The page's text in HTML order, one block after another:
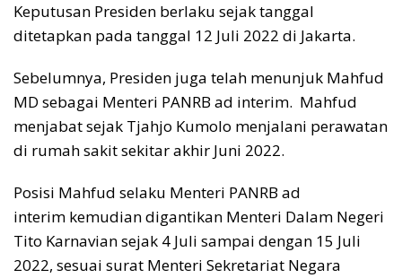
Keputusan Presiden berlaku sejak tanggal
ditetapkan pada tanggal 12 Juli 2022 di Jakarta.
Sebelumnya, Presiden juga telah menunjuk Mahfud
MD sebagai Menteri PANRB ad interim. Mahfud
menjabat sejak Tjahjo Kumolo menjalani perawatan
di rumah sakit sekitar akhir Juni 2022.
Posisi Mahfud selaku Menteri PANRB ad
interim kemudian digantikan Menteri Dalam Negeri
Tito Karnavian sejak 4 Juli sampai dengan 15 Juli
2022, sesuai surat Menteri Sekretariat Negara